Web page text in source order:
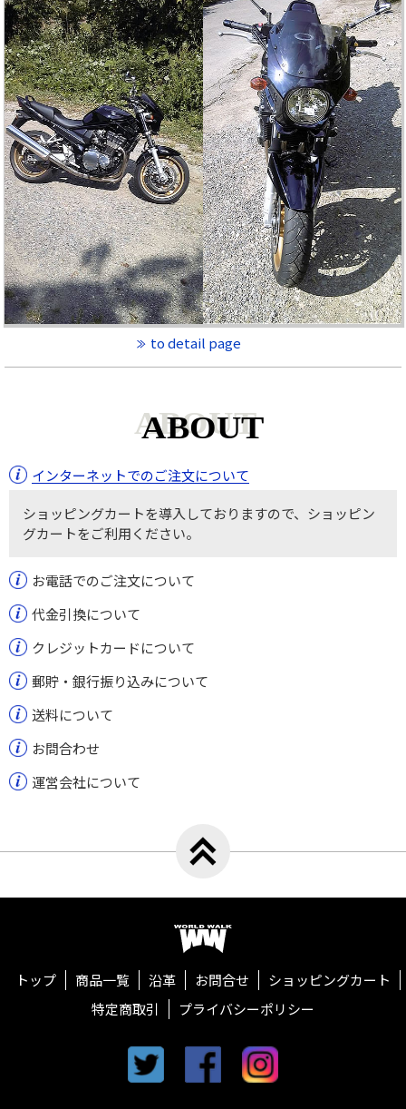
to detail page
ABOUT
インターネットでのご注文について
ショッピングカートを導入しておりますので、ショッピン
グカートをご利用ください。
お電話でのご注文について
代金引換について
クレジットカードについて
郵貯・銀行振り込みについて
送料について
お問合わせ
運営会社について
トップ 商品一覧 沿革 お問合せ
ショッピングカート
特定商取引
プライバシーポリシー
twitter facebook